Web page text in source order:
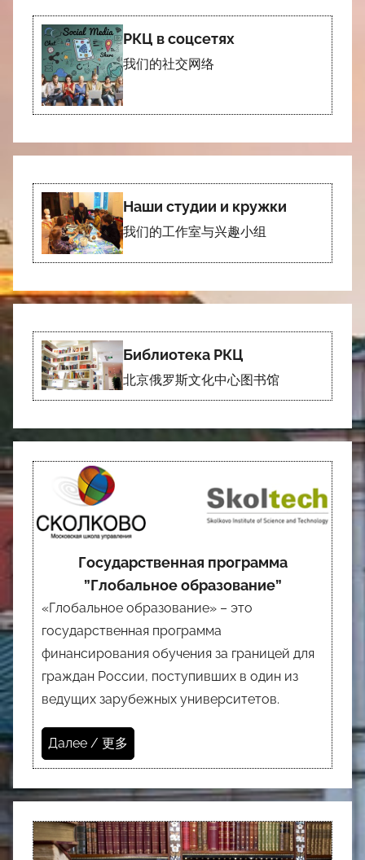
РКЦ в соцсетях
我们的社交网络
Наши студии и кружки
我们的工作室与兴趣小组
Библиотека РКЦ
北京俄罗斯文化中心图书馆
Государственная программа
”Глобальное образование”
«Глобальное образование» – это
государственная программа
финансирования обучения за границей для
граждан России, поступивших в один из
ведущих зарубежных университетов.
Далее / 更多